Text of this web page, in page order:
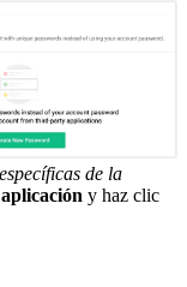
de la
y haz clic